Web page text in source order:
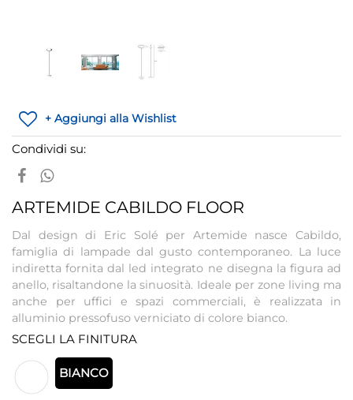
+ Aggiungi alla Wishlist
Condividi su:
ARTEMIDE CABILDO FLOOR
Dal design di Eric Solé per Artemide nasce Cabildo,
famiglia di lampade dal gusto contemporaneo. La luce
indiretta fornita dal led integrato ne disegna la figura ad
anello, risaltandone la sinuosità. Ideale per zone living ma
anche per uffici e spazi commerciali, è realizzata in
alluminio pressofuso verniciato di colore bianco.
SCEGLI LA FINITURA
BIANCO